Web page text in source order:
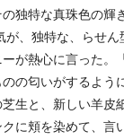
の独特な真珠色の輝
、独特な、らせん
が熱心に言った。
の匂いがするよう
生と、新しい羊皮
に頬を染めて、